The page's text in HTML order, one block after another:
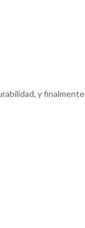
y finalmente